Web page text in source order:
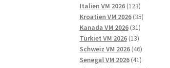
Italien VM 2026 123123
produkter
Kroatien VM 2026 3535
Kanada VM 2026 3131
produkter
Turkiet VM 2026 1313
produkter
Schweiz VM 2026 4646
produkter
Senegal VM 2026 4141